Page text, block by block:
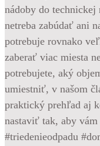
nádoby do
netreba zabúdať ani
potrebuje rovnako
zaberať viac miesta
potrebujete, aký
umiestniť, v našom
praktický prehľad aj
nastaviť tak, aby
#triedenieodpadu